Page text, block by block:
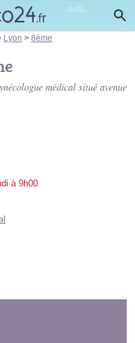
Lyon > 8ème
médical situé avenue
à 9h00